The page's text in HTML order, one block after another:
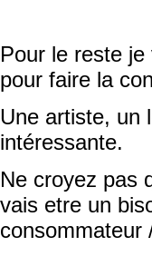
Pour le reste
pour faire la
Une artiste, un
intéressante.
Ne croyez pas
vais etre un
consommateur